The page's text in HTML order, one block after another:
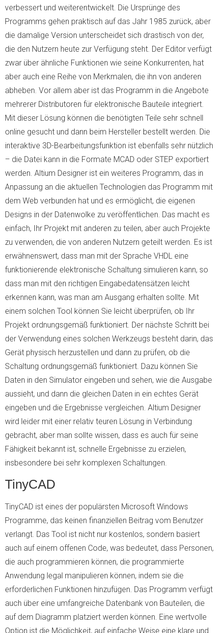
verbessert und weiterentwickelt. Die Ursprünge des
Programms gehen praktisch auf das Jahr 1985 zurück, aber
die damalige Version unterscheidet sich drastisch von der,
die den Nutzern heute zur Verfügung steht. Der Editor verfügt
zwar über ähnliche Funktionen wie seine Konkurrenten, hat
aber auch eine Reihe von Merkmalen, die ihn von anderen
abheben. Vor allem aber ist das Programm in die Angebote
mehrerer Distributoren für elektronische Bauteile integriert.
Mit dieser Lösung können die benötigten Teile sehr schnell
online gesucht und dann beim Hersteller bestellt werden. Die
interaktive 3D-Bearbeitungsfunktion ist ebenfalls sehr nützlich
– die Datei kann in die Formate MCAD oder STEP exportiert
werden. Altium Designer ist ein weiteres Programm, das in
Anpassung an die aktuellen Technologien das Programm mit
dem Web verbunden hat und es ermöglicht, die eigenen
Designs in der Datenwolke zu veröffentlichen. Das macht es
einfach, Ihr Projekt mit anderen zu teilen, aber auch Projekte
zu verwenden, die von anderen Nutzern geteilt werden. Es ist
erwähnenswert, dass man mit der Sprache VHDL eine
funktionierende elektronische Schaltung simulieren kann, so
dass man mit den richtigen Eingabedatensätzen leicht
erkennen kann, was man am Ausgang erhalten sollte. Mit
einem solchen Tool können Sie leicht überprüfen, ob Ihr
Projekt ordnungsgemäß funktioniert. Der nächste Schritt bei
der Verwendung eines solchen Werkzeugs besteht darin, das
Gerät physisch herzustellen und dann zu prüfen, ob die
Schaltung ordnungsgemäß funktioniert. Dazu können Sie
Daten in den Simulator eingeben und sehen, wie die Ausgabe
aussieht, und dann die gleichen Daten in ein echtes Gerät
eingeben und die Ergebnisse vergleichen. Altium Designer
wird leider mit einer relativ teuren Lösung in Verbindung
gebracht, aber man sollte wissen, dass es auch für seine
Fähigkeit bekannt ist, schnelle Ergebnisse zu erzielen,
insbesondere bei sehr komplexen Schaltungen.
TinyCAD
TinyCAD ist eines der populärsten Microsoft Windows
Programme, das keinen finanziellen Beitrag vom Benutzer
verlangt. Das Tool ist nicht nur kostenlos, sondern basiert
auch auf einem offenen Code, was bedeutet, dass Personen,
die auch programmieren können, die programmierte
Anwendung legal manipulieren können, indem sie die
erforderlichen Funktionen hinzufügen. Das Programm verfügt
auch über eine umfangreiche Datenbank von Bauteilen, die
auf dem Diagramm platziert werden können. Eine wertvolle
Option ist die Möglichkeit, auf einfache Weise eine klare und